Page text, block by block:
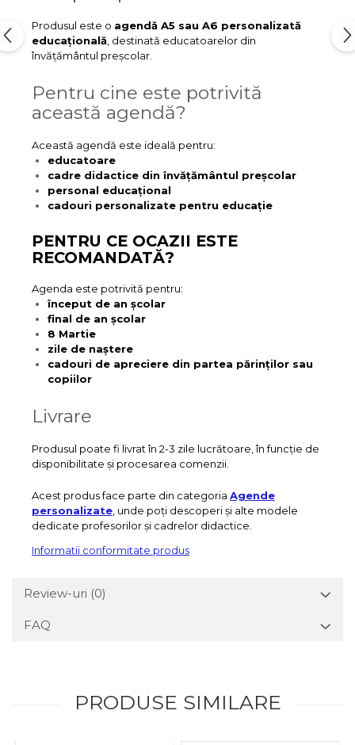
Produsul este o agendă A5 sau A6 personalizată
educațională , destinată educatoarelor din
învățământul preșcolar.
Pentru cine este potrivită
această agendă?
Această agendă este ideală pentru:
educatoare
cadre didactice din învățământul preșcolar
personal educațional
cadouri personalizate pentru educație
PENTRU CE OCAZII ESTE
RECOMANDATĂ?
Agenda este potrivită pentru:
început de an școlar
final de an școlar
8 Martie
zile de naștere
cadouri de apreciere din partea părinților sau
copiilor
Livrare
Produsul poate fi livrat în 2-3 zile lucrătoare, în funcție de
disponibilitate și procesarea comenzii.
Acest produs face parte din categoria Agende
personalizate , unde poți descoperi și alte modele
dedicate profesorilor și cadrelor didactice.
Informatii conformitate produs
Review-uri (0)
FAQ
PRODUSE SIMILARE